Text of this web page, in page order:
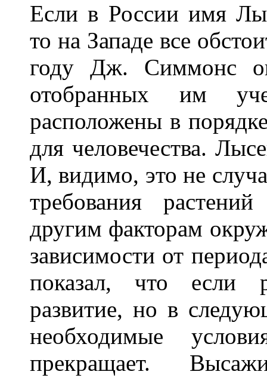
Если в России имя
то на Западе все
году Дж. Симмонс
отобранных им
расположены в
для человечества.
И, видимо, это не
требования
другим факторам
зависимости от
показал, что если
развитие, но в
необходимые
прекращает.